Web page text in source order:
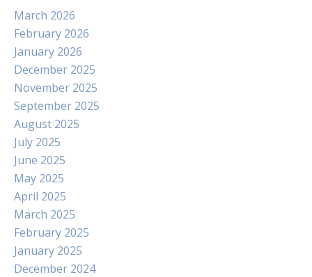
March 2026
February 2026
January 2026
December 2025
November 2025
September 2025
August 2025
July 2025
June 2025
May 2025
April 2025
March 2025
February 2025
January 2025
December 2024